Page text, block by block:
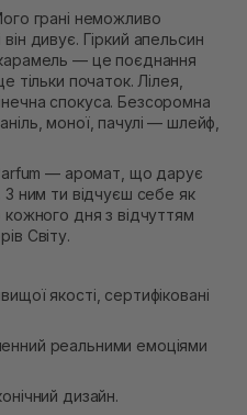
грані неможливо
дивує. Гіркий апельсин
— це поєднання
тільки початок. Лілея,
спокуса. Безсоромна
моної, пачулі — шлейф,
— аромат, що дарує
З ним ти відчуєш себе як
кожного дня з відчуттям
Світу.
якості, сертифіковані
реальними емоціями
дизайн.